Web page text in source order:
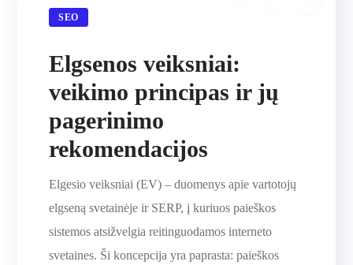
SEO
Elgsenos veiksniai:
veikimo principas ir jų
pagerinimo
rekomendacijos
Elgesio veiksniai (EV) – duomenys apie vartotojų
elgseną svetainėje ir SERP, į kuriuos paieškos
sistemos atsižvelgia reitinguodamos interneto
svetaines. Ši koncepcija yra paprasta: paieškos